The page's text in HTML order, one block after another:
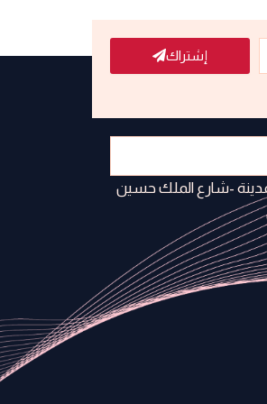
إشتراك
-شارع الملك حسين